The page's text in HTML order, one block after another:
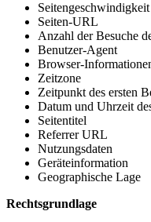
Seitengeschwindigkeit
Seiten-URL
Anzahl der Besuche
Benutzer-Agent
Browser-
Zeitzone
Zeitpunkt des ersten
Datum und Uhrzeit
Seitentitel
Referrer URL
Nutzungsdaten
Geräteinformation
Geographische Lage
Rechtsgrundlage